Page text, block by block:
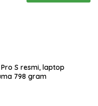
S resmi, laptop
798 gram